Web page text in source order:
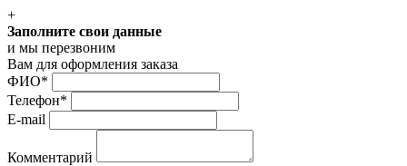
+
Заполните свои данные
и мы перезвоним
Вам для оформления заказа
ФИО*
Телефон*
E-mail
Комментарий